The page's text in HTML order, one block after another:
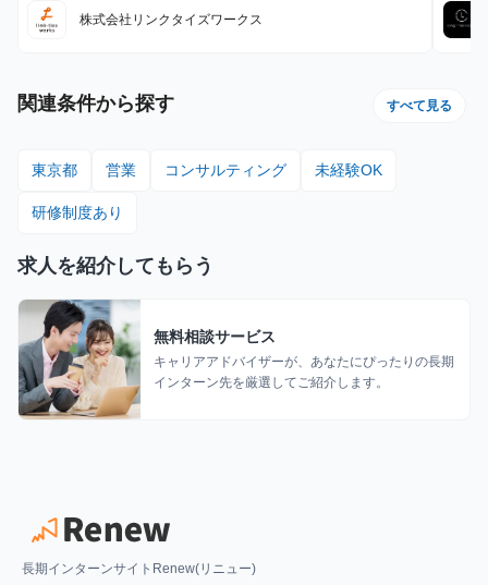
はリセットされます 給与モデル ■月48時間稼働、アポ10件の場
合：176,800円 内訳：48時間×時給1,600円＋10件×インセンティ
株式会社リンクタイズワークス
関連条件から探す すべて見る
東京都 営業 コンサルティング 未経験OK
研修制度あり
求人を紹介してもらう
無料相談サービス
キャリアアドバイザーが、あなたにぴったりの長期
インターン先を厳選してご紹介します。
長期インターンサイトRenew(リニュー)